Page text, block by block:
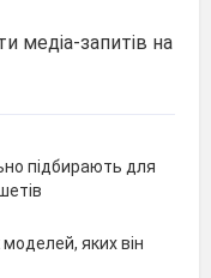
медіа-запитів на
підбирають для
яких він